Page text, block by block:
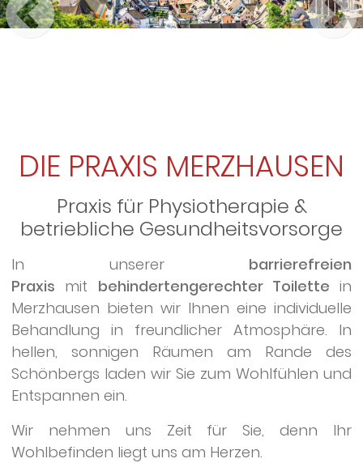
DIE PRAXIS MERZHAUSEN
Praxis für Physiotherapie &
betriebliche Gesundheitsvorsorge
In unserer barrierefreien
Praxis mit behindertengerechter Toilette in
Merzhausen bieten wir Ihnen eine individuelle
Behandlung in freundlicher Atmosphäre. In
hellen, sonnigen Räumen am Rande des
Schönbergs laden wir Sie zum Wohlfühlen und
Entspannen ein.
Wir nehmen uns Zeit für Sie, denn Ihr
Wohlbefinden liegt uns am Herzen.